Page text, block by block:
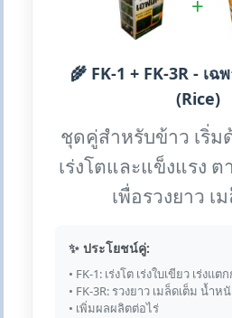
+
🌾 FK-1 + FK-3R - เฉ
(Rice)
ชุดคู่สำหรับข้าว เริ่ม
เร่งโตและแข็งแรง ต
เพื่อรวงยาว เ
✨ ประโยชน์คู่:
• FK-1: เร่งโต เร่งใบเขียว เร่งแต
• FK-3R: รวงยาว เมล็ดเต็ม น้ำห
• เพิ่มผลผลิตต่อไร่